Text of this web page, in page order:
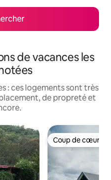
de vacances les
: ces logements sont très
de propreté et
plus appréciés Coup de cœur
Coup de cœur